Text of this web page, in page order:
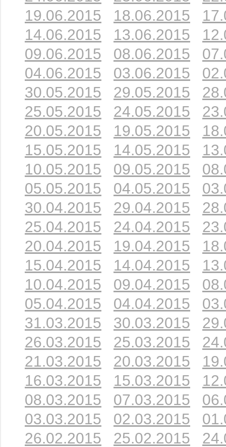
19.06.2015
18.06.2015
14.06.2015
13.06.2015
09.06.2015
08.06.2015
04.06.2015
03.06.2015
30.05.2015
29.05.2015
25.05.2015
24.05.2015
20.05.2015
19.05.2015
15.05.2015
14.05.2015
10.05.2015
09.05.2015
05.05.2015
04.05.2015
30.04.2015
29.04.2015
25.04.2015
24.04.2015
20.04.2015
19.04.2015
15.04.2015
14.04.2015
10.04.2015
09.04.2015
05.04.2015
04.04.2015
31.03.2015
30.03.2015
26.03.2015
25.03.2015
21.03.2015
20.03.2015
16.03.2015
15.03.2015
08.03.2015
07.03.2015
03.03.2015
02.03.2015
26.02.2015
25.02.2015